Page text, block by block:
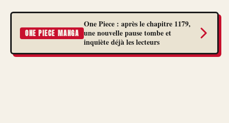
ONE PIECE MANGA
One Piece : après le chapitre 1179,
une nouvelle pause tombe et
inquiète déjà les lecteurs